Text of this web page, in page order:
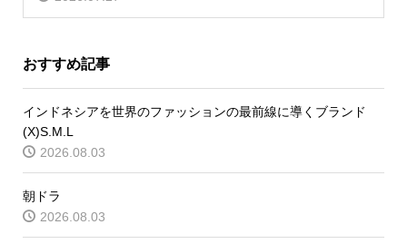
おすすめ記事
インドネシアを世界のファッションの最前線に導くブランド
(X)S.M.L
2026.08.03
朝ドラ
2026.08.03